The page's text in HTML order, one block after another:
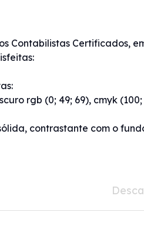
Contabilistas Certificados,
rgb (0; 49; 69), cmyk (100;
contrastante com o